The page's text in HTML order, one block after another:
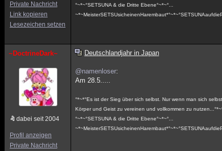
Private Nachricht
Link kopieren
Lesezeichen setzen
°~*~°SETSUNA & die Dritte Ebene°~*~°...
~DoctrineDark~
dabei seit 2004
Profil anzeigen
Private Nachricht
Deutschlandjahr in Japan
@namenloser:
Am 28.5.....
°*~*°Es ist der Sieg über sich selbst. Nur wenn man sich
Körper und Geist zu vereinen und vollkommen zu
°~*~°SETSUNA & die Dritte Ebene°~*~°...